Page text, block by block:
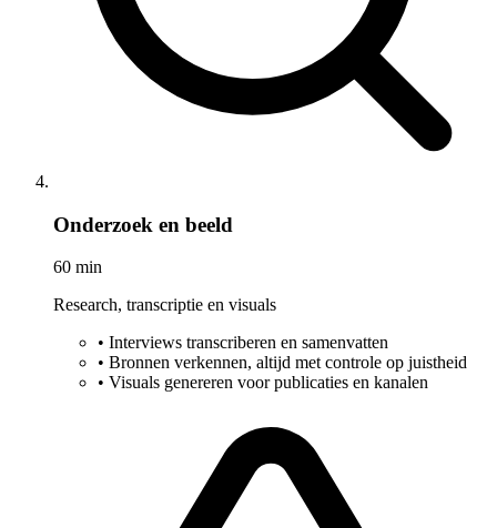
Onderzoek en beeld
60 min
Research, transcriptie en visuals
• Interviews transcriberen en samenvatten
• Bronnen verkennen, altijd met controle op juistheid
• Visuals genereren voor publicaties en kanalen